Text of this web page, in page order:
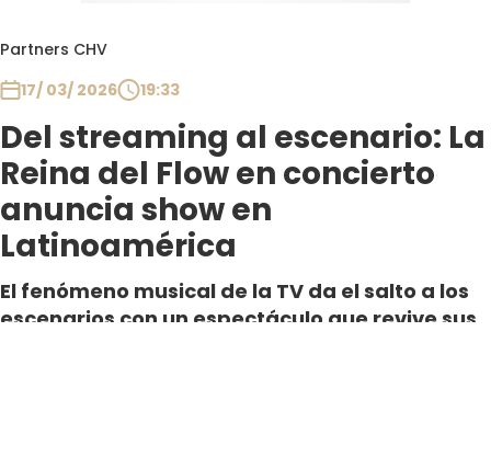
Partners CHV
17/ 03/ 2026
19:33
Del streaming al escenario: La
Reina del Flow en concierto
anuncia show en
Latinoamérica
El fenómeno musical de la TV da el salto a los
escenarios con un espectáculo que revive sus